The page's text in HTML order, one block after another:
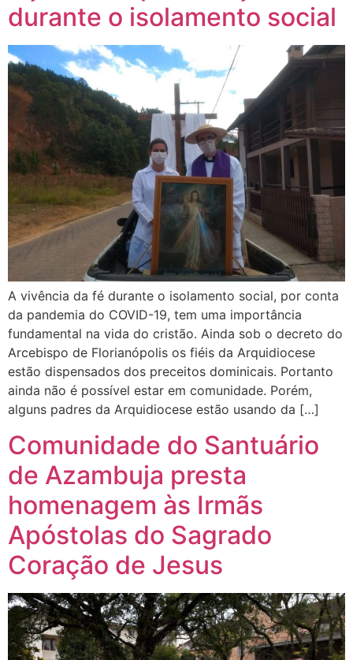
durante o isolamento social
A vivência da fé durante o isolamento social, por conta
da pandemia do COVID-19, tem uma importância
fundamental na vida do cristão. Ainda sob o decreto do
Arcebispo de Florianópolis os fiéis da Arquidiocese
estão dispensados dos preceitos dominicais. Portanto
ainda não é possível estar em comunidade. Porém,
alguns padres da Arquidiocese estão usando da […]
Comunidade do Santuário
de Azambuja presta
homenagem às Irmãs
Apóstolas do Sagrado
Coração de Jesus